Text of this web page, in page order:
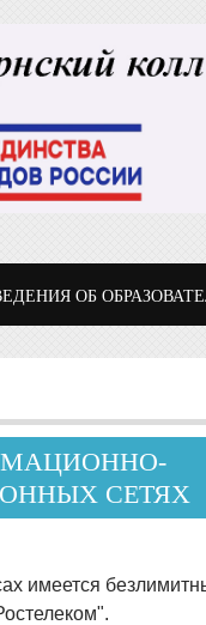
ОБ
СЕТЯХ
имеется